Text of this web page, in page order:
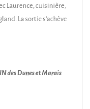
Laurence, cuisinière,
La sortie s'achève
des Dunes et Marais